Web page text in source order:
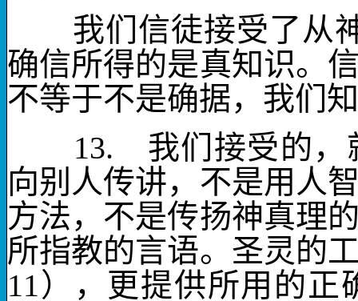
我们信徒接受了从
确信所得的是真知识。
不等于不是确据，我们
13. 我们接受的，
向别人传讲，不是用人
方法，不是传扬神真理
所指教的言语。圣灵的
11），更提供所用的正